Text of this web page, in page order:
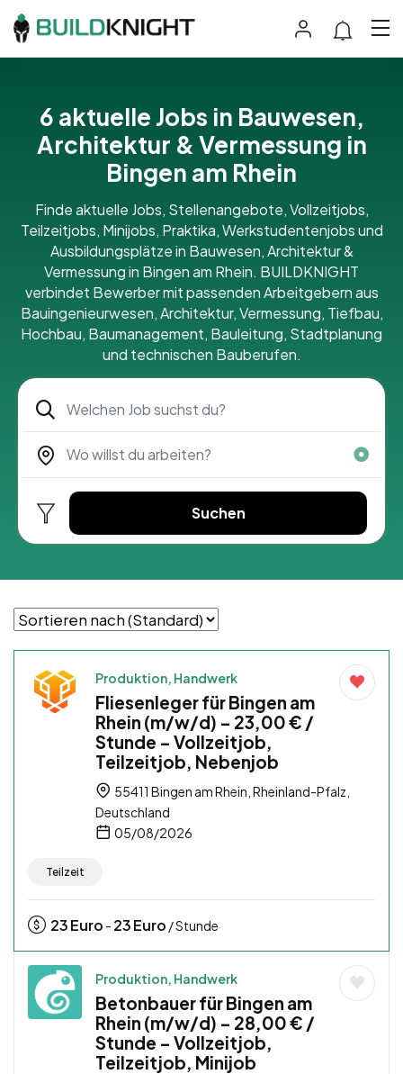
6 aktuelle Jobs in Bauwesen,
Architektur & Vermessung in
Bingen am Rhein
Finde aktuelle Jobs, Stellenangebote, Vollzeitjobs,
Teilzeitjobs, Minijobs, Praktika, Werkstudentenjobs und
Ausbildungsplätze in Bauwesen, Architektur &
Vermessung in Bingen am Rhein. BUILDKNIGHT
verbindet Bewerber mit passenden Arbeitgebern aus
Bauingenieurwesen, Architektur, Vermessung, Tiefbau,
Hochbau, Baumanagement, Bauleitung, Stadtplanung
und technischen Bauberufen.
Suchen
Produktion, Handwerk
Fliesenleger für Bingen am
Rhein (m/w/d) – 23,00 € /
Stunde – Vollzeitjob,
Teilzeitjob, Nebenjob
55411 Bingen am Rhein, Rheinland-Pfalz,
Deutschland
05/08/2026
Teilzeit
23Euro - 23Euro / Stunde
Produktion, Handwerk
Betonbauer für Bingen am
Rhein (m/w/d) – 28,00 € /
Stunde – Vollzeitjob,
Teilzeitjob, Minijob